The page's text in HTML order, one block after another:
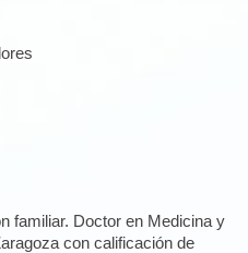
familiar. Doctor en Medicina y
con calificación de